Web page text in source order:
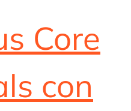
Core
con